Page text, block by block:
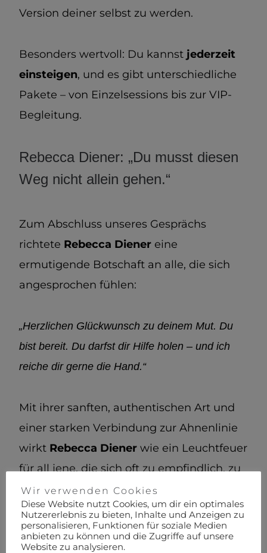
Version deiner selbst zu werden.
Besonders wertvoll: Du kannst jederzeit
einsteigen, und es gibt unterschiedliche
Pakete – von Einzelsessions bis zur VIP-
Begleitung.
Rebecca Diener: „Du musst diesen
Weg nicht allein gehen.“
Zum Abschluss unseres Gesprächs
richtete Rebecca Diener eine
ermutigende Botschaft an alle, die sich
angesprochen fühlen:
„Herzlichen Glückwunsch zu deinem Mut. Du
bist bereit. Du darfst dir Hilfe holen – und ich
reiche dir gerne die Hand.“
Mit ihrer sanften, authentischen Art und
einer starken Verbindung zur Ahnenlinie
wirkt Rebecca Diener wie ein Leuchtfeuer
für all jene, die sich oft zu empfindlich, zu
emotional oder zu sensibel gefühlt haben.
Sie erinnert daran:Deine Feinfühligkeit ist
keine Schwäche. Sie ist dein Kompass.
Wir verwenden Cookies
Diese Website nutzt Cookies, um dir ein optimales
Nutzererlebnis zu bieten, Inhalte und Anzeigen zu
personalisieren, Funktionen für soziale Medien
anbieten zu können und die Zugriffe auf unsere
Website zu analysieren.